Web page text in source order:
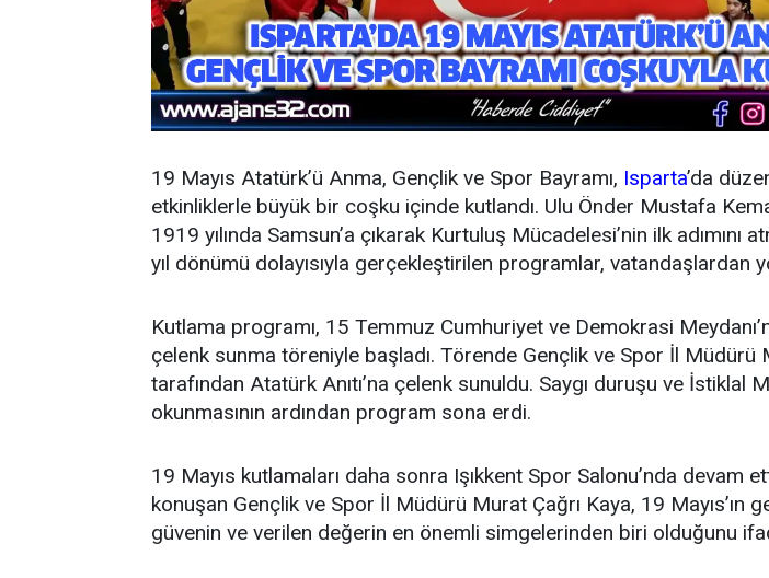
19 Mayıs Atatürk’ü Anma, Gençlik ve Spor Bayramı, Isparta’da
etkinliklerle büyük bir coşku içinde kutlandı. Ulu Önder Mustafa
1919 yılında Samsun’a çıkarak Kurtuluş Mücadelesi’nin ilk adımını
yıl dönümü dolayısıyla gerçekleştirilen programlar, vatandaşlardan
Kutlama programı, 15 Temmuz Cumhuriyet ve Demokrasi
çelenk sunma töreniyle başladı. Törende Gençlik ve Spor İl Müdürü
tarafından Atatürk Anıtı’na çelenk sunuldu. Saygı duruşu ve İstiklal
okunmasının ardından program sona erdi.
19 Mayıs kutlamaları daha sonra Işıkkent Spor Salonu’nda devam
konuşan Gençlik ve Spor İl Müdürü Murat Çağrı Kaya, 19 Mayıs’ın
güvenin ve verilen değerin en önemli simgelerinden biri olduğunu